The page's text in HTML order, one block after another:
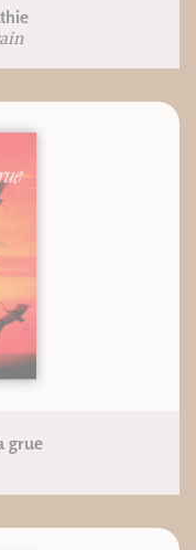
grue